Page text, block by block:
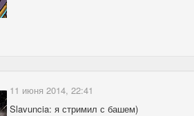
11 июня 2014, 22:41
Slavuncia: я стримил с башем)